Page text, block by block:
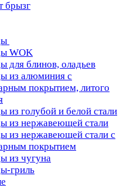
брызг
WOK
для блинов, оладьев
из алюминия с
покрытием, литого
из голубой и белой стали
из нержавеющей стали
из нержавеющей стали с
покрытием
из чугуна
гриль